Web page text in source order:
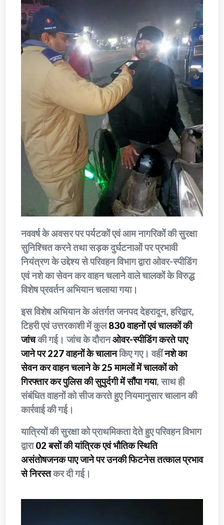
नववर्ष के अवसर पर पर्यटकों एवं आम नागरिकों की सुरक्षा
सुनिश्चित करने तथा सड़क दुर्घटनाओं पर प्रभावी
नियंत्रण के उद्देश्य से परिवहन विभाग द्वारा ओवर-स्पीडिंग
एवं नशे का सेवन कर वाहन चलाने वाले चालकों के विरुद्ध
विशेष प्रवर्तन अभियान चलाया गया।
इस विशेष अभियान के अंतर्गत जनपद देहरादून, हरिद्वार,
टिहरी एवं उत्तरकाशी में कुल830 वाहनों एवं चालकों की
जांचकी गई। जांच के दौरानओवर-स्पीडिंग करते पाए
जाने पर 227 वाहनों के चालानकिए गए। वहींनशे का
सेवन कर वाहन चलाने के 25 मामलों में चालकों को
गिरफ्तार कर पुलिस की सुपुर्दगी में सौंपा गया, साथ ही
संबंधित वाहनों को सीज करते हुए नियमानुसार चालान की
कार्रवाई की गई।
यात्रियों की सुरक्षा को प्राथमिकता देते हुए परिवहन विभाग
द्वारा02 बसों की यांत्रिक एवं भौतिक स्थिति
असंतोषजनक पाए जाने पर उनकी फिटनेस तत्काल प्रभाव
से निरस्तकर दी गई।